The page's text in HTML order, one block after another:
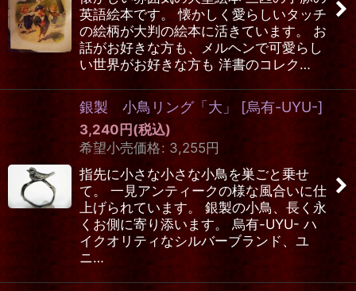
英語絵本です。 懐かしく愛らしいタッチ
の絵柄が大判の絵本に活きています。 お
話がお好きな方も、メルヘンで可愛らし
い世界がお好きな方も 洋書のコレク…
銀製 小鳥リング「大」 [烏有-UYU-]
3,240 円 (税込)
希望小売価格: 3,255 円
指先に小さな小さな小鳥を巣ごと乗せ
て。 一見アンティークの様な風合いに仕
上げられています。 銀製の小鳥、長く永
くお側に寄り添います。 烏有-UYU- ハ
イクオリティなシルバーブランド、ユ
ニ…